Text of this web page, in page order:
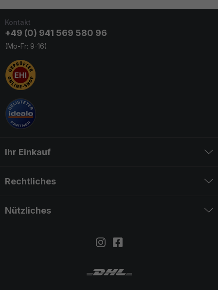
Kontakt
+49 (0) 941 569 580 96
(Mo-Fr: 9-16)
Ihr Einkauf
Rechtliches
Nützliches